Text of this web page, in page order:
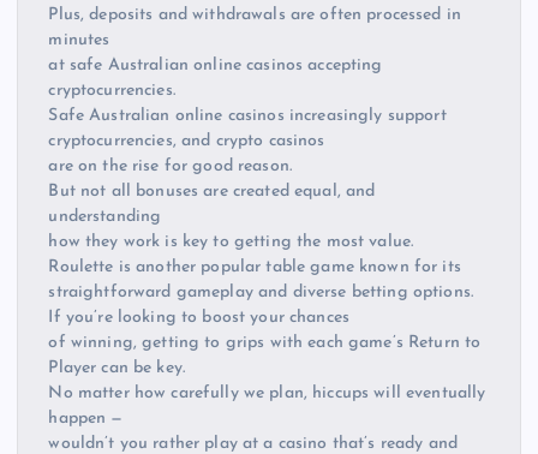
Plus, deposits and withdrawals are often processed in
minutes
at safe Australian online casinos accepting
cryptocurrencies.
Safe Australian online casinos increasingly support
cryptocurrencies, and crypto casinos
are on the rise for good reason.
But not all bonuses are created equal, and
understanding
how they work is key to getting the most value.
Roulette is another popular table game known for its
straightforward gameplay and diverse betting options.
If you’re looking to boost your chances
of winning, getting to grips with each game’s Return to
Player can be key.
No matter how carefully we plan, hiccups will eventually
happen —
wouldn’t you rather play at a casino that’s ready and